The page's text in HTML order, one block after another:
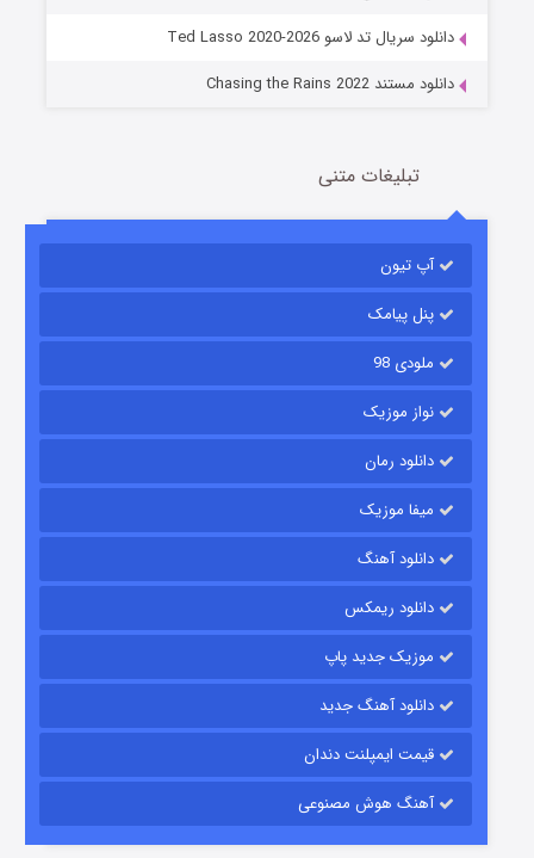
رویایی برای تو
قسمت
دانلود سریال تد لاسو Ted Lasso 2020-2026
دانلود مستند Chasing the Rains 2022
تبلیغات متنی
آپ تیون
پنل پیامک
ملودی 98
نواز موزیک
دانلود رمان
میفا موزیک
دانلود آهنگ
دانلود ریمکس
موزیک جدید پاپ
دانلود آهنگ جدید
قیمت ایمپلنت دندان
آهنگ هوش مصنوعی